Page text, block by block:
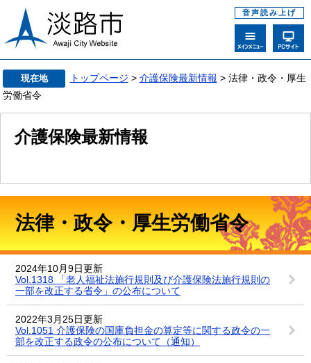
音声読み上げ
現在地 トップページ > 介護保険最新情報 > 法律・政令・厚生
労働省令
介護保険最新情報
法律・政令・厚生労働省令
2024年10月9日更新
Vol.1318 「老人福祉法施行規則及び介護保険法施行規則の
一部を改正する省令」の公布について
2022年3月25日更新
Vol.1051 介護保険の国庫負担金の算定等に関する政令の一
部を改正する政令の公布について（通知）